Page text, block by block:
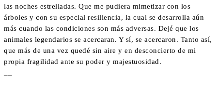
las noches estrelladas. Que me pudiera mimetizar con los
árboles y con su especial resiliencia, la cual se desarrolla aún
más cuando las condiciones son más adversas. Dejé que los
animales legendarios se acercaran. Y sí, se acercaron. Tanto así,
que más de una vez quedé sin aire y en desconcierto de mi
propia fragilidad ante su poder y majestuosidad.